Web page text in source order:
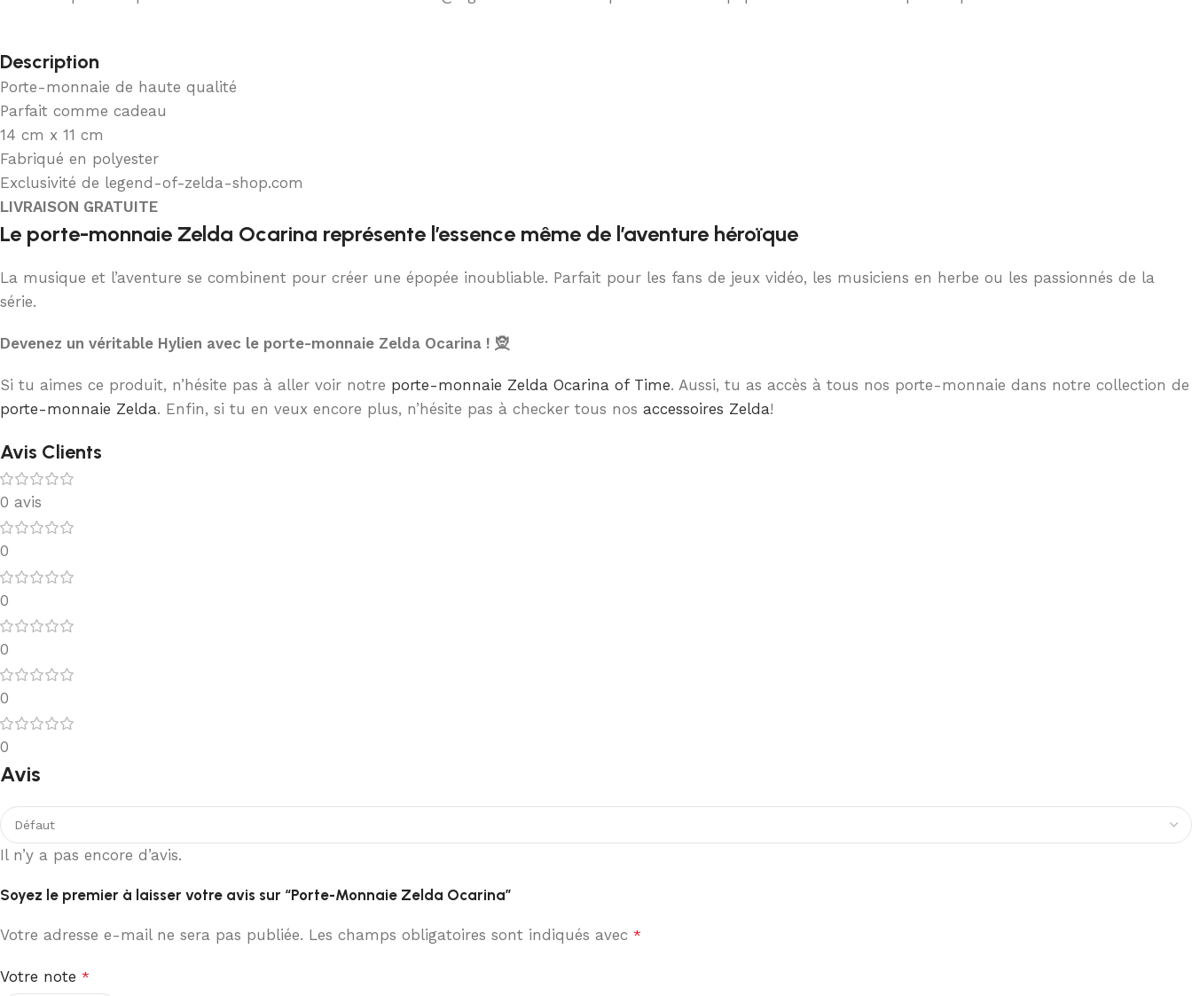
Description
Porte-monnaie de haute qualité
Parfait comme cadeau
14 cm x 11 cm
Fabriqué en polyester
Exclusivité de legend-of-zelda-shop.com
LIVRAISON GRATUITE
Le porte-monnaie Zelda Ocarina représente l’essence même de l’aventure héroïque
La musique et l’aventure se combinent pour créer une épopée inoubliable. Parfait pour les fans de jeux vidéo, les musiciens en herbe ou les passionnés de la
série.
Devenez un véritable Hylien avec le porte-monnaie Zelda Ocarina ! 🧝
Si tu aimes ce produit, n’hésite pas à aller voir notre porte-monnaie Zelda Ocarina of Time. Aussi, tu as accès à tous nos porte-monnaie dans notre collection de
porte-monnaie Zelda. Enfin, si tu en veux encore plus, n’hésite pas à checker tous nos accessoires Zelda!
Avis Clients
0 avis
0
0
0
0
0
Avis
Il n’y a pas encore d’avis.
Soyez le premier à laisser votre avis sur “Porte-Monnaie Zelda Ocarina”
Votre adresse e-mail ne sera pas publiée. Les champs obligatoires sont indiqués avec *
Votre note *